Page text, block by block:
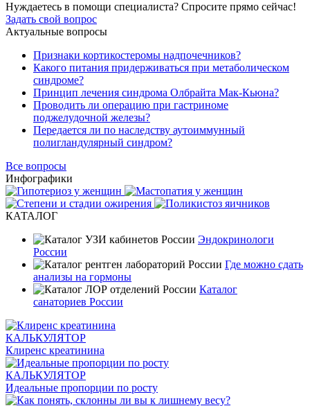
Нуждаетесь в помощи специалиста? Спросите прямо сейчас!
Задать свой вопрос
Актуальные вопросы
Признаки кортикостеромы надпочечников?
Какого питания придерживаться при метаболическом
синдроме?
Принцип лечения синдрома Олбрайта Мак-Кьюна?
Проводить ли операцию при гастриноме
поджелудочной железы?
Передается ли по наследству аутоиммунный
полигландулярный синдром?
Все вопросы
Инфографики
КАТАЛОГ
Эндокринологи
России
Где можно сдать
анализы на гормоны
Каталог
санаториев России
КАЛЬКУЛЯТОР
Клиренс креатинина
КАЛЬКУЛЯТОР
Идеальные пропорции по росту